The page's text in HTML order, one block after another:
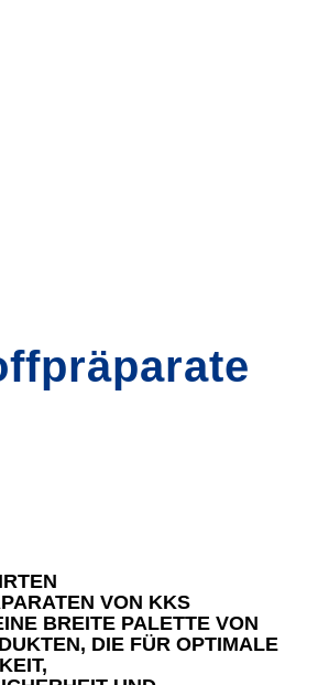
VON KKS
BREITE PALETTE VON
DIE FÜR OPTIMALE